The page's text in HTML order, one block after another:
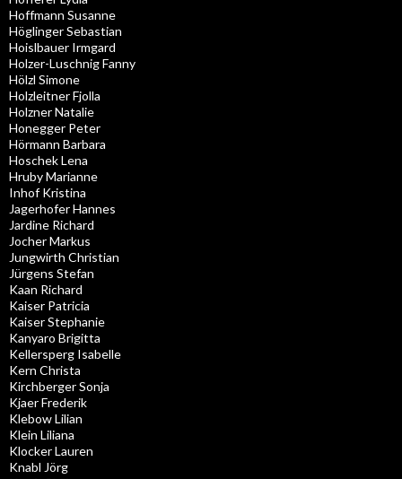
Hoffmann Susanne
Höglinger Sebastian
Hoislbauer Irmgard
Holzer-Luschnig Fanny
Hölzl Simone
Holzleitner Fjolla
Holzner Natalie
Honegger Peter
Hörmann Barbara
Hoschek Lena
Hruby Marianne
Inhof Kristina
Jagerhofer Hannes
Jardine Richard
Jocher Markus
Jungwirth Christian
Jürgens Stefan
Kaan Richard
Kaiser Patricia
Kaiser Stephanie
Kanyaro Brigitta
Kellersperg Isabelle
Kern Christa
Kirchberger Sonja
Kjaer Frederik
Klebow Lilian
Klein Liliana
Klocker Lauren
Knabl Jörg